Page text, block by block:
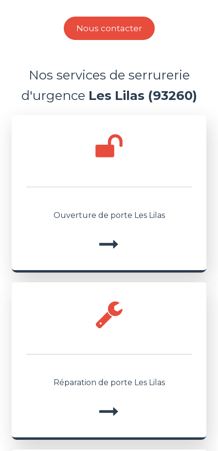
Nous contacter
Nos services de serrurerie
d'urgence Les Lilas (93260)
Ouverture de porte Les Lilas
Réparation de porte Les Lilas